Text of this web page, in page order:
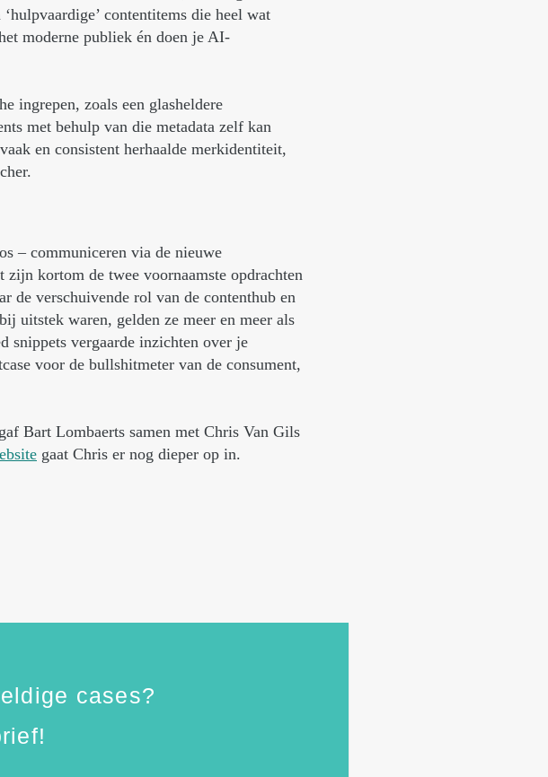
contentitems die heel wat
moderne publiek én doen je AI-
ingrepen, zoals een glasheldere
met behulp van die metadata zelf kan
en consistent herhaalde merkidentiteit,
– communiceren via de nieuwe
kortom de twee voornaamste opdrachten
de verschuivende rol van de contenthub en
uitstek waren, gelden ze meer en meer als
snippets vergaarde inzichten over je
voor de bullshitmeter van de consument,
Bart Lombaerts samen met Chris Van Gils
gaat Chris er nog dieper op in.
cases?